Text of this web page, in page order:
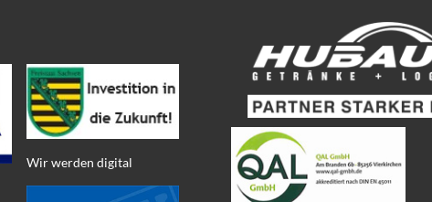
Wir werden digital